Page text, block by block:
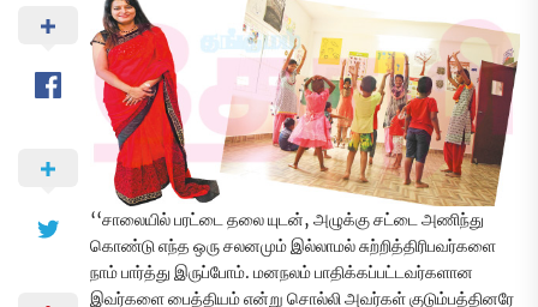
‘‘சாலையில் பரட்டை தலை யுடன், அழுக்கு சட்டை அணிந்து
கொண்டு எந்த ஒரு சலனமும் இல்லாமல் சுற்றித்திரிபவர்களை
நாம் பார்த்து இருப்போம். மனநலம் பாதிக்கப்பட்டவர்களான
இவர்களை பைத்தியம் என்று சொல்லி அவர்கள் குடும்பத்தினரே